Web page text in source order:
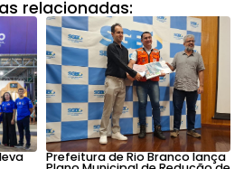
relacionadas:
Prefeitura de Rio Branco lança